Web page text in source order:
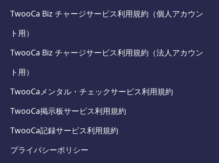
TwooCa Biz チャージサービス利用規約（個人アカウン
ト用）
TwooCa Biz チャージサービス利用規約（法人アカウン
ト用）
TwooCaメンタル・チェックサービス利用規約
TwooCa掲示板サービス利用規約
TwooCa記録サービス利用規約
プライバシーポリシー